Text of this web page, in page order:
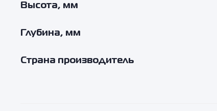
Высота, мм
Глубина, мм
Страна производитель